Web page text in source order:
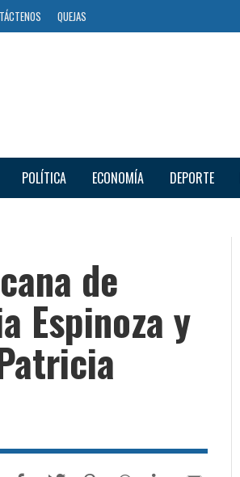
QUEJAS
POLÍTICA ECONOMÍA DEPORTE
de
Espinoza y